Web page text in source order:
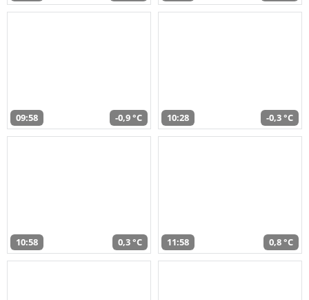
09:58 -0,9 °C 10:28 -0,3 °C
10:58 0,3 °C 11:58 0,8 °C